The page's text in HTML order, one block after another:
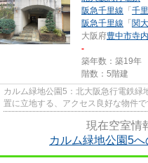
阪急千里線 「 千
阪急千里線 「 関
大阪府豊中市寺内
-
築年数：築19年
階数：5階建
カルム緑地公園5：北大阪急行電鉄緑
置に立地する、アクセス良好な物件
現在空室情
カルム緑地公園5